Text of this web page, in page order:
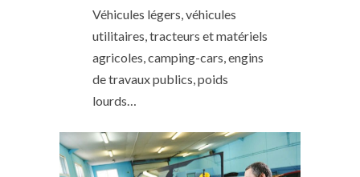
Véhicules légers, véhicules
utilitaires, tracteurs et matériels
agricoles, camping-cars, engins
de travaux publics, poids
lourds…